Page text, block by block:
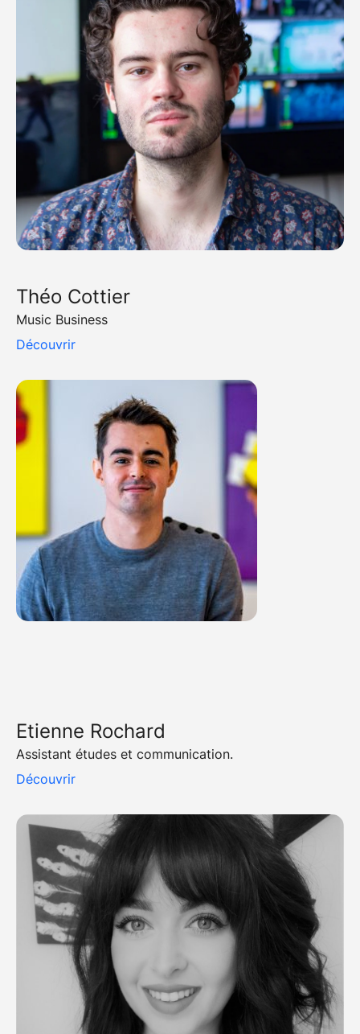
Théo Cottier
Music Business
Découvrir
Etienne Rochard
Assistant études et communication.
Découvrir